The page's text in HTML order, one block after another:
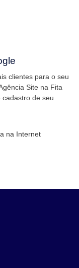
clientes para o seu
Site na Fita
de seu